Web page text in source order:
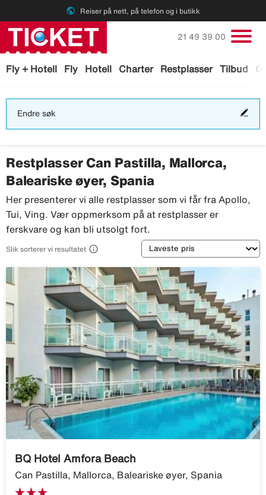
public Reiser på nett, på telefon og i butikk
Fly + Hotell Fly Hotell Charter Restplasser Tilbud
Ring oss på
21 49 39 00
Endre søk
Restplasser Can Pastilla, Mallorca,
Baleariske øyer, Spania
Her presenterer vi alle restplasser som vi får fra Apollo,
Tui, Ving. Vær oppmerksom på at restplasser er
ferskvare og kan bli utsolgt fort.
Slik sorterer vi resultatet  Sortering
BQ Hotel Amfora Beach
Can Pastilla, Mallorca, Baleariske øyer, Spania